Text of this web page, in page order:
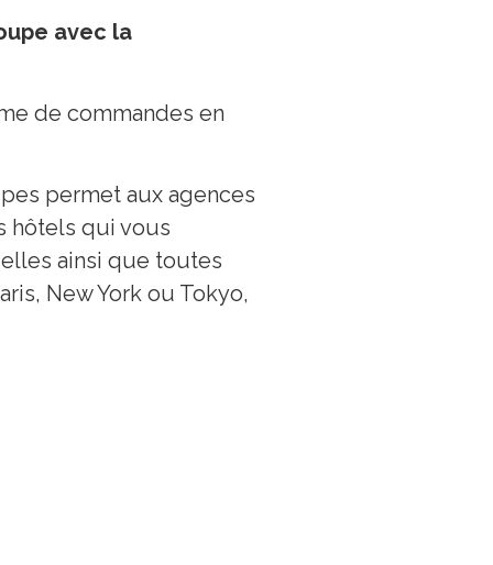
avec la
de commandes en
permet aux agences
hôtels qui vous
ainsi que toutes
New York ou Tokyo,